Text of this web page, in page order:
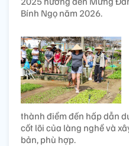
Bính Ngọ năm 2026.
thành điểm đến hấp dẫn
cốt lõi của làng nghề và
bản, phù hợp.